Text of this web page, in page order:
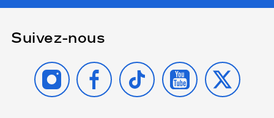
Suivez-nous
INSTAGRAMFACEBOOK
TIKTOK YOUTUBE
X